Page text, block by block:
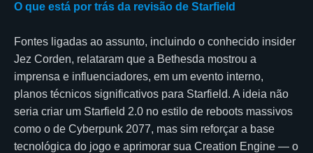
O que está por trás da revisão de Starfield
Fontes ligadas ao assunto, incluindo o conhecido insider
Jez Corden, relataram que a Bethesda mostrou a
imprensa e influenciadores, em um evento interno,
planos técnicos significativos para Starfield. A ideia não
seria criar um Starfield 2.0 no estilo de reboots massivos
como o de Cyberpunk 2077, mas sim reforçar a base
tecnológica do jogo e aprimorar sua Creation Engine — o